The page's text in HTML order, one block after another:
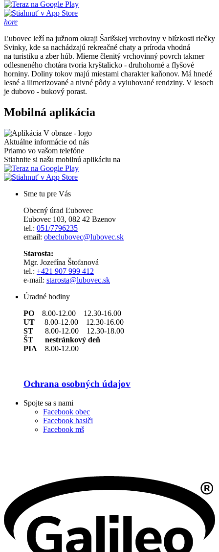
hore
Ľubovec leží na južnom okraji Šarišskej vrchoviny v blízkosti riečky
Svinky, kde sa nachádzajú rekreačné chaty a príroda vhodná
na turistiku a zber húb. Mierne členitý vrchovinný povrch takmer
odlesneného chotára tvoria kryštalicko - druhohorné a flyšové
horniny. Doliny tokov majú miestami charakter kaňonov. Má hnedé
lesné a ilimerizované a nivné pôdy a vyluhované rendziny. V lesoch
je dubovo - bukový porast.
Mobilná aplikácia
Aktuálne informácie od nás
Priamo vo vašom telefóne
Stiahnite si našu mobilnú aplikáciu na
Sme tu pre Vás
Obecný úrad Ľubovec
Ľubovec 103, 082 42 Bzenov
tel.: 051/7796235
email: obeclubovec@lubovec.sk
Starosta:
Mgr. Jozefína Štofanová
tel.: +421 907 999 412
e-mail: starosta@lubovec.sk
Úradné hodiny
PO 8.00-12.00 12.30-16.00
UT 8.00-12.00 12.30-16.00
ST 8.00-12.00 12.30-18.00
ŠT nestránkový deň
PIA 8.00-12.00
Ochrana osobných údajov
Spojte sa s nami
Facebook obec
Facebook hasiči
Facebook mš